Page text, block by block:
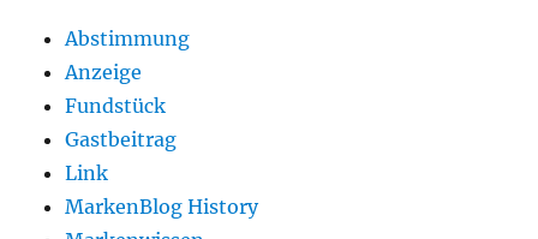
Abstimmung
Anzeige
Fundstück
Gastbeitrag
Link
MarkenBlog History